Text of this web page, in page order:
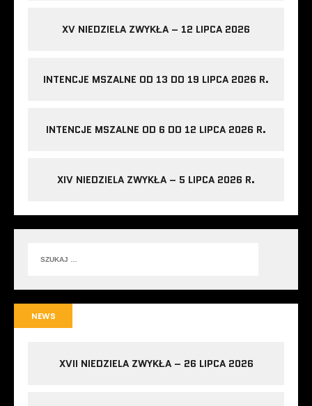
XV NIEDZIELA ZWYKŁA – 12 LIPCA 2026
INTENCJE MSZALNE OD 13 DO 19 LIPCA 2026 R.
INTENCJE MSZALNE OD 6 DO 12 LIPCA 2026 R.
XIV NIEDZIELA ZWYKŁA – 5 LIPCA 2026 R.
NEWS
XVII NIEDZIELA ZWYKŁA – 26 LIPCA 2026